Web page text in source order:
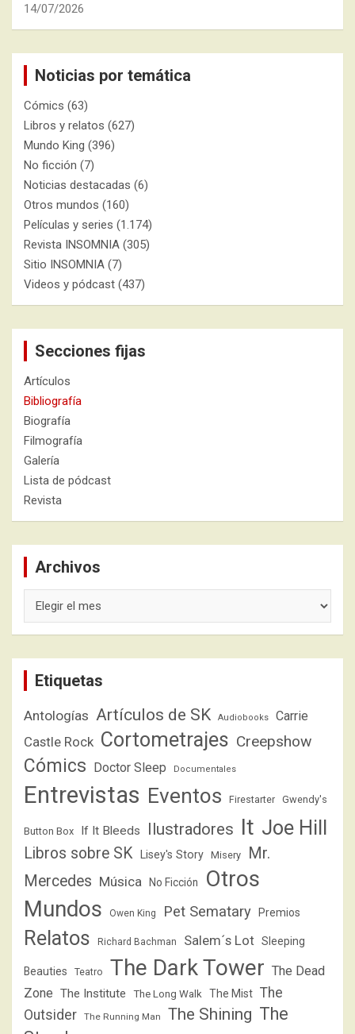
14/07/2026
Noticias por temática
Cómics (63)
Libros y relatos (627)
Mundo King (396)
No ficción (7)
Noticias destacadas (6)
Otros mundos (160)
Películas y series (1.174)
Revista INSOMNIA (305)
Sitio INSOMNIA (7)
Videos y pódcast (437)
Secciones fijas
Artículos
Bibliografía
Biografía
Filmografía
Galería
Lista de pódcast
Revista
Archivos
Etiquetas
Antologías Artículos de SK Audiobooks Carrie
Castle Rock Cortometrajes Creepshow
Cómics Doctor Sleep Documentales
Entrevistas Eventos Firestarter Gwendy's
Button Box If It Bleeds Ilustradores It Joe Hill
Libros sobre SK Lisey's Story Misery
Mr.
Mercedes Música No Ficción
Otros
Mundos
Owen King Pet Sematary Premios
Relatos Richard Bachman Salem´s Lot Sleeping
Beauties Teatro The Dark Tower The Dead
Zone The Institute The Long Walk The Mist The
Outsider
The Running Man The Shining The